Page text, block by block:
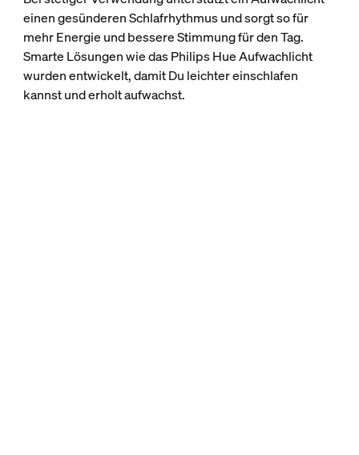
einen gesünderen Schlafrhythmus und sorgt so für
mehr Energie und bessere Stimmung für den Tag.
Smarte Lösungen wie das Philips Hue Aufwachlicht
wurden entwickelt, damit Du leichter einschlafen
kannst und erholt aufwachst.